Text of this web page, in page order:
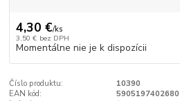
4,30 €/ks
3,50 € bez DPH
Momentálne nie je k dispozícii
Číslo produktu:
10390
EAN kód:
5905197402680